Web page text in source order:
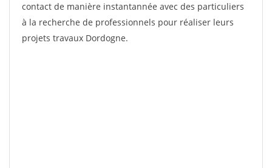
contact de manière instantannée avec des particuliers
à la recherche de professionnels pour réaliser leurs
projets travaux Dordogne.